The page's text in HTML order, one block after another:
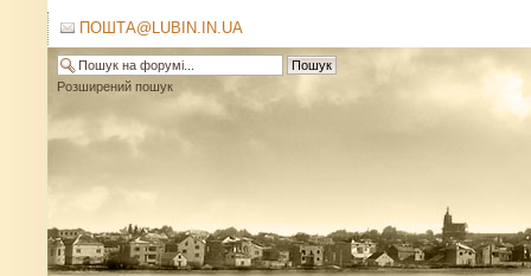
ПОШТА@LUBIN.IN.UA
Розширений пошук